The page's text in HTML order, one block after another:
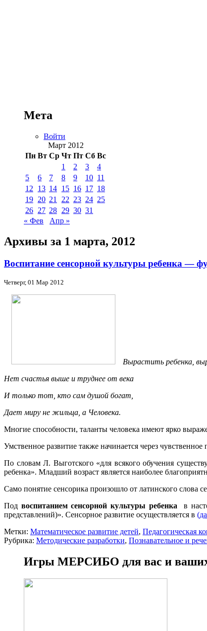
Мета
Войти
Март 2012
Пн Вт Ср Чт Пт Сб Вс
1
2 3
4
5
6 7 8 9 10 11
12
13 14 15 16 17 18
19 20 21 22 23 24 25
26 27 28 29 30 31
« Фев
Апр »
Архивы за 1 марта, 2012
Воспитание сенсорной культуры ребенка —
Четверг, 01 Мар 2012
Вырастить ребенка,
Нет счастья выше и труднее от века
И только тот, кто сам душой богат,
Дает миру не жильца, а Человека.
Многие способности, таланты человека имеют ярко
Умственное развитие также начинается через
По словам Л. Выготского «для всякого обучения
ребенка». Младший возраст является наиболее
Само понятие сенсорика произошло от латинского слова
Под воспитанием сенсорной культуры ребенка в
представлений)». Сенсорное развитие осуществляется в
Метки: Математическое развитие детей, Педагогическая
Рубрика: Методические разработки, Познавательное и
Игры МЕРСИБО для вас и